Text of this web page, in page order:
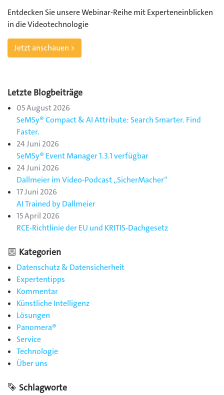
Entdecken Sie unsere Webinar-Reihe mit Experteneinblicken
in die Videotechnologie
Jetzt anschauen >
Letzte Blogbeiträge
05 August 2026
SeMSy® Compact & AI Attribute: Search Smarter. Find
Faster.
24 Juni 2026
SeMSy® Event Manager 1.3.1 verfügbar
24 Juni 2026
Dallmeier im Video-Podcast „SicherMacher“
17 Juni 2026
AI Trained by Dallmeier
15 April 2026
RCE-Richtlinie der EU und KRITIS-Dachgesetz
Kategorien
Datenschutz & Datensicherheit
Expertentipps
Kommentar
Künstliche Intelligenz
Lösungen
Panomera®
Service
Technologie
Über uns
Schlagworte